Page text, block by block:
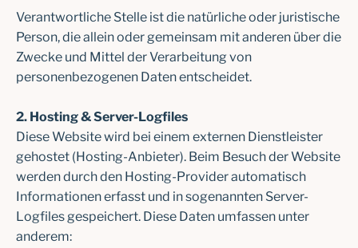
Verantwortliche Stelle ist die natürliche oder juristische
Person, die allein oder gemeinsam mit anderen über die
Zwecke und Mittel der Verarbeitung von
personenbezogenen Daten entscheidet.
2. Hosting & Server-Logfiles
Diese Website wird bei einem externen Dienstleister
gehostet (Hosting-Anbieter). Beim Besuch der Website
werden durch den Hosting-Provider automatisch
Informationen erfasst und in sogenannten Server-
Logfiles gespeichert. Diese Daten umfassen unter
anderem: